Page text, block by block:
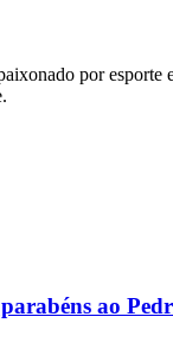
por esporte
ao